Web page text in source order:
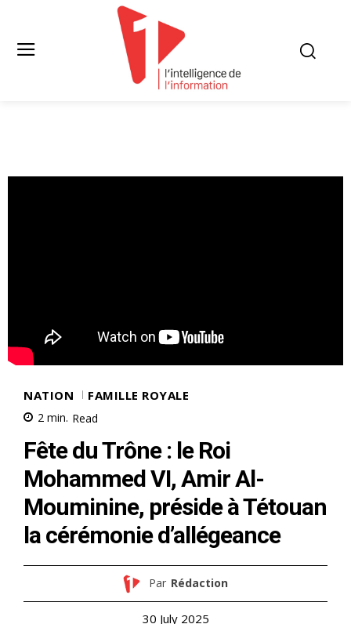
NATION FAMILLE ROYALE
2 min. Read
Fête du Trône : le Roi
Mohammed VI, Amir Al-
Mouminine, préside à Tétouan
la cérémonie d’allégeance
Par Rédaction
30 July 2025